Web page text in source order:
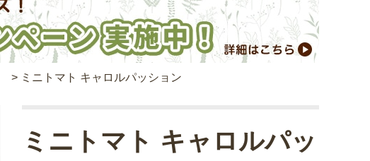
> ミニトマト キャロルパッション
ミニトマト キャロルパッ